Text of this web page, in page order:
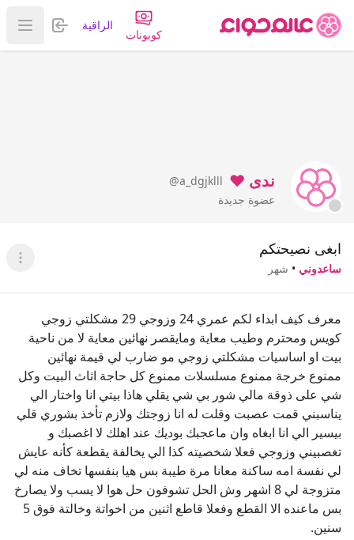
كوبونات
الراقية تسجيل
عرض
ندى ❤️ @a_dgjklll
عضوة جديدة
ابغى نصيحتكم
ساعدوني • شهر عرض
معرف كيف ابداء لكم عمري 24 وزوجي 29 مشكلتي زوجي
كويس ومحترم وطيب معاية ومايقصر نهائين معاية لا من ناحية
بيت او اساسيات مشكلتي زوجي مو ضارب لي قيمة نهائين
ممنوع خرجة ممنوع مسلسلات ممنوع كل حاجة اثاث البيت وكل
شي على ذوقة مالي شور بي شي يقلي هاذا بيتي انا واختار الي
يناسبني قمت عصبت وقلت له انا زوجتك ولازم تأخذ بشوري قلي
بيسير الي انا ابغاه وان ماعجبك بوديك عند اهلك لا اغصبك و
تغصبيني وزوجي فعلا شخصيته كذا الي يخالفة يقطعة كأنه عايش
لي نفسة امه ساكنة معانا مرة طيبة بس هيا بنفسها تخاف منه لي
متزوجة لي 8 اشهر وش الحل تشوفون حل هوا لا يسب ولا يصارخ
بس ماعنده الا القطع وفعلا قاطع اثنين من اخواتة وخالتة فوق 5
سنين.